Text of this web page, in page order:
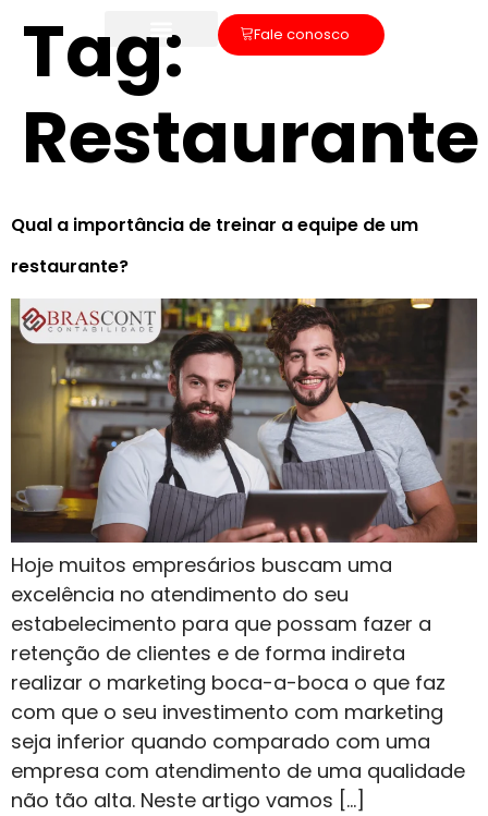
Fale conosco
Tag:
Restaurante
Qual a importância de treinar a equipe de um
restaurante?
Hoje muitos empresários buscam uma
excelência no atendimento do seu
estabelecimento para que possam fazer a
retenção de clientes e de forma indireta
realizar o marketing boca-a-boca o que faz
com que o seu investimento com marketing
seja inferior quando comparado com uma
empresa com atendimento de uma qualidade
não tão alta. Neste artigo vamos […]